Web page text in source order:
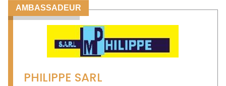
AMBASSADEUR
PHILIPPE SARL